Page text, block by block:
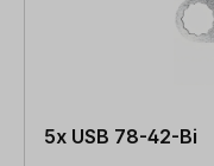
5x USB 78-42-Bi